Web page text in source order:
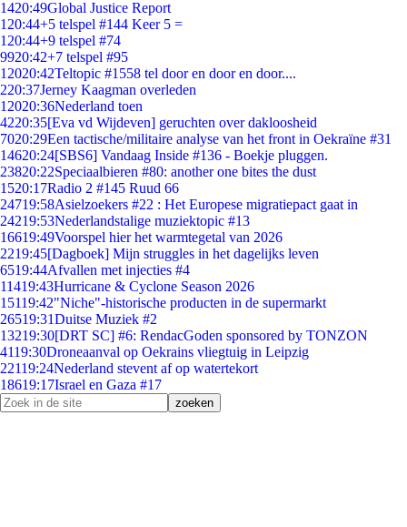
1420:49Global Justice Report
1 20:44+5 telspel #144 Keer 5 =
1 20:44+9 telspel #74
9920:42+7 telspel #95
12020:42Teltopic #1558 tel door en door en door....
220:37Jerney Kaagman overleden
12020:36Nederland toen
4220:35[Eva vd Wijdeven] geruchten over dakloosheid
7020:29Een tactische/militaire analyse van het front in Oekraïne #31
14620:24[SBS6] Vandaag Inside #136 - Boekje pluggen.
23820:22Speciaalbieren #80: another one bites the dust
1520:17Radio 2 #145 Ruud 66
24719:58Asielzoekers #22 : Het Europese migratiepact gaat in
24219:53Nederlandstalige muziektopic #13
16619:49Voorspel hier het warmtegetal van 2026
2219:45[Dagboek] Mijn struggles in het dagelijks leven
6519:44Afvallen met injecties #4
11419:43Hurricane & Cyclone Season 2026
15119:42"Niche"-historische producten in de supermarkt
26519:31Duitse Muziek #2
13219:30[DRT SC] #6: RendacGoden sponsored by TONZON
4119:30Droneaanval op Oekrains vliegtuig in Leipzig
22119:24Nederland stevent af op watertekort
18619:17Israel en Gaza #17